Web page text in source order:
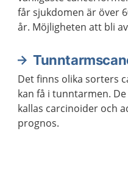
får sjukdomen är över
år. Möjligheten att bli av med cancern är större ju
Det finns olika sorters
kan få i tunntarmen.
kallas carcinoider och
prognos.